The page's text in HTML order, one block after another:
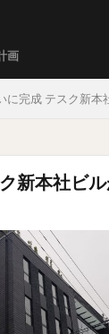
画
に完成 テスク新本
新本社ビ